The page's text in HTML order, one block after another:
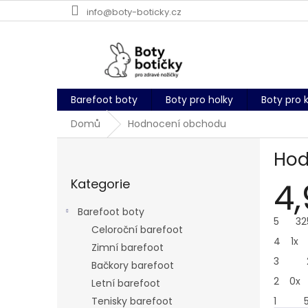
na
info@boty-boticky.cz
Barefoot boty Boty pro holky Boty pro
Domů
Hodnocení obchodu
kategorie
Kategorie
Barefoot boty
Celoroční barefoot
Zimní barefoot
Bačkory barefoot
Letní barefoot
Tenisky barefoot
5
4
1x
3
2
0x
1